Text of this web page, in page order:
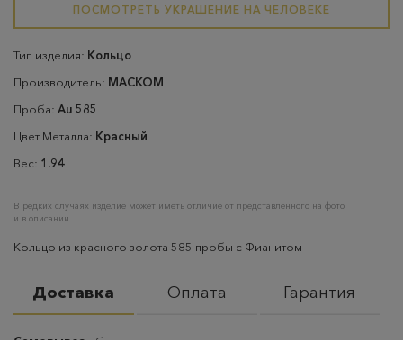
ПОСМОТРЕТЬ УКРАШЕНИЕ НА ЧЕЛОВЕКЕ
Тип изделия: Кольцо
Производитель: МАСКОМ
Проба: Au 585
Цвет Металла: Красный
Вес: 1.94
В редких случаях изделие может иметь отличие от представленного на фото
и в описании
Кольцо из красного золота 585 пробы с Фианитом
Доставка Оплата Гарантия
Самовывоз– бесплатно